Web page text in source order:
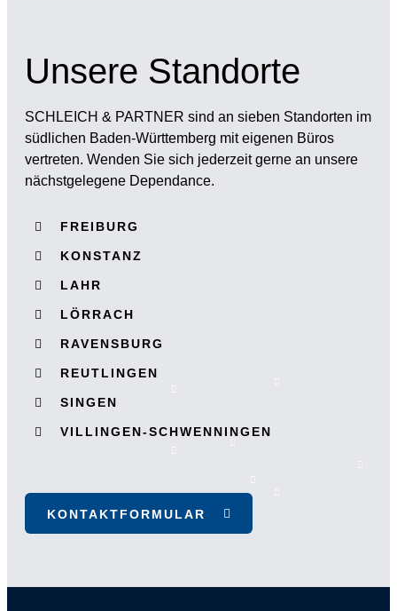
Unsere Standorte
SCHLEICH & PARTNER sind an sieben Standorten im
südlichen Baden-Württemberg mit eigenen Büros
vertreten. Wenden Sie sich jederzeit gerne an unsere
nächstgelegene Dependance.
FREIBURG
KONSTANZ
LAHR
LÖRRACH
RAVENSBURG
REUTLINGEN
SINGEN
VILLINGEN-SCHWENNINGEN
KONTAKTFORMULAR